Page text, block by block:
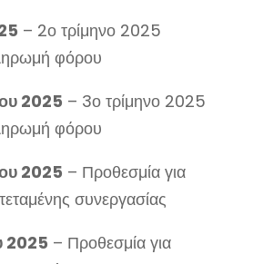
– 2ο τρίμηνο 2025
φόρου
2025 – 3ο τρίμηνο 2025
φόρου
2025 – Προθεσμία για
συνεργασίας
2025 – Προθεσμία για